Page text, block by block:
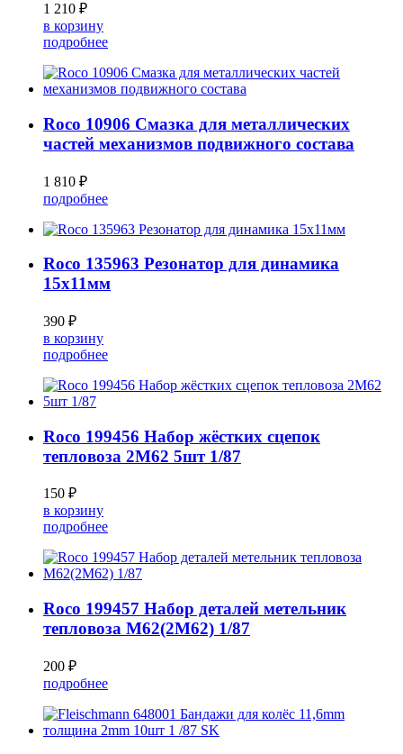
1 210 ₽
в корзину
подробнее
Roco 10906 Смазка для металлических
частей механизмов подвижного состава
1 810 ₽
подробнее
Roco 135963 Резонатор для динамика
15x11мм
390 ₽
в корзину
подробнее
Roco 199456 Набор жёстких сцепок
тепловоза 2М62 5шт 1/87
150 ₽
в корзину
подробнее
Roco 199457 Набор деталей метельник
тепловоза М62(2М62) 1/87
200 ₽
подробнее